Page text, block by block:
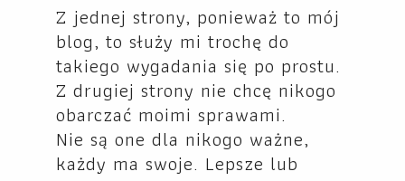
Z jednej strony, ponieważ to mój
blog, to służy mi trochę do
takiego wygadania się po prostu.
Z drugiej strony nie chcę nikogo
obarczać moimi sprawami.
Nie są one dla nikogo ważne,
każdy ma swoje. Lepsze lub